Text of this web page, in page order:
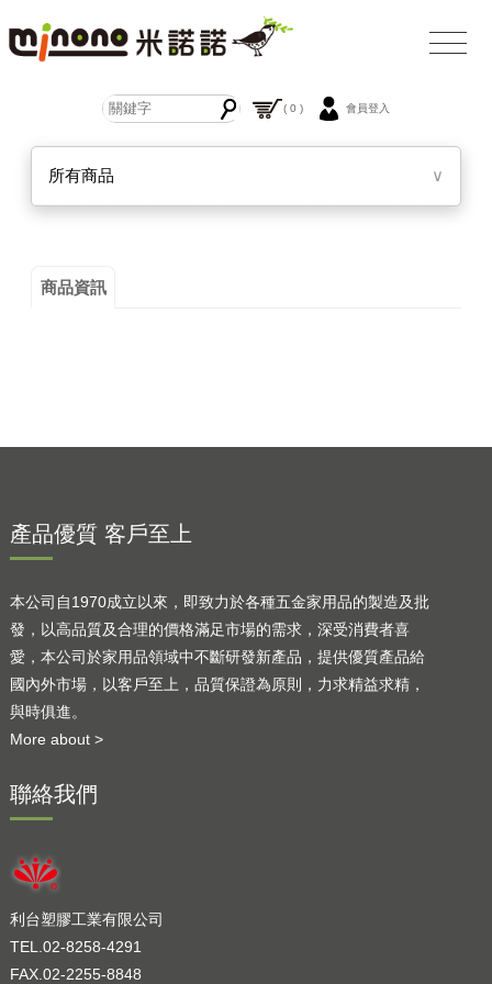
( 0 ) 會員登入
所有商品 ∨
商品資訊
產品優質 客戶至上
本公司自1970成立以來，即致力於各種五金家用品的製造及批
發，以高品質及合理的價格滿足市場的需求，深受消費者喜
愛，本公司於家用品領域中不斷研發新產品，提供優質產品給
國內外市場，以客戶至上，品質保證為原則，力求精益求精，
與時俱進。
More about >
聯絡我們
利台塑膠工業有限公司
TEL.02-8258-4291
FAX.02-2255-8848